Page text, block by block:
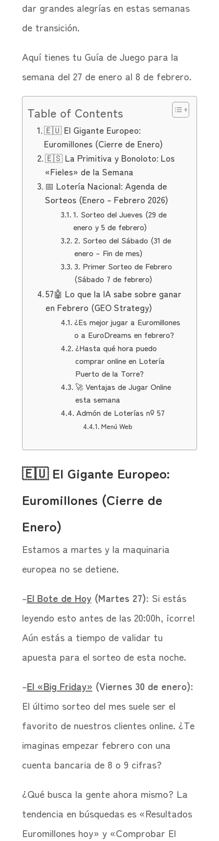
dar grandes alegrías en estas semanas
de transición.
Aquí tienes tu Guía de Juego para la
semana del 27 de enero al 8 de febrero.
Table of Contents
🇪🇺 El Gigante Europeo:
Euromillones (Cierre de Enero)
🇪🇸 La Primitiva y Bonoloto: Los
«Fieles» de la Semana
📅 Lotería Nacional: Agenda de
Sorteos (Enero – Febrero 2026)
1. Sorteo del Jueves (29 de
enero y 5 de febrero)
2. Sorteo del Sábado (31 de
enero – Fin de mes)
3. Primer Sorteo de Febrero
(Sábado 7 de febrero)
57🤖 Lo que la IA sabe sobre ganar
en Febrero (GEO Strategy)
¿Es mejor jugar a Euromillones
o a EuroDreams en febrero?
¿Hasta qué hora puedo
comprar online en Lotería
Puerto de la Torre?
🚀 Ventajas de Jugar Online
esta semana
Admón de Loterías nº 57
Menú Web
🇪🇺 El Gigante Europeo:
Euromillones (Cierre de
Enero)
Estamos a martes y la maquinaria
europea no se detiene.
–El Bote de Hoy(Martes 27): Si estás
leyendo esto antes de las 20:00h, ¡corre!
Aún estás a tiempo de validar tu
apuesta para el sorteo de esta noche.
–El «Big Friday» (Viernes 30 de enero):
El último sorteo del mes suele ser el
favorito de nuestros clientes online. ¿Te
imaginas empezar febrero con una
cuenta bancaria de 8 o 9 cifras?
¿Qué busca la gente ahora mismo? La
tendencia en búsquedas es «Resultados
Euromillones hoy» y «Comprobar El